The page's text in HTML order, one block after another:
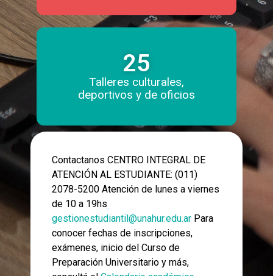
25
Talleres culturales,
deportivos y de oficios
Contactanos CENTRO INTEGRAL DE
ATENCIÓN AL ESTUDIANTE: (011)
2078-5200 Atención de lunes a viernes
de 10 a 19hs
gestionestudiantil@unahur.edu.ar Para
conocer fechas de inscripciones,
exámenes, inicio del Curso de
Preparación Universitario y más,